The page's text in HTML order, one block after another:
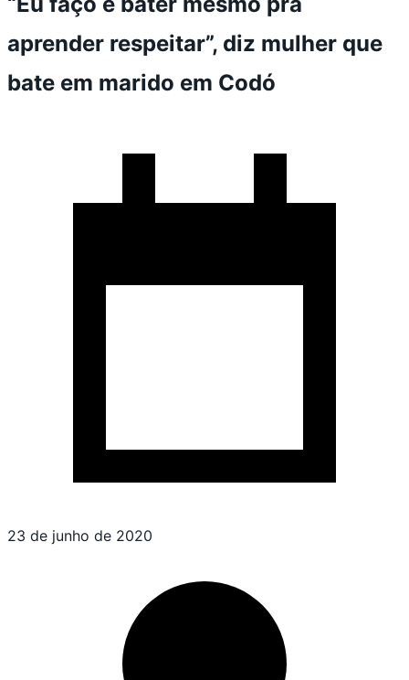
aprender respeitar”, diz mulher que
bate em marido em Codó
23 de junho de 2020